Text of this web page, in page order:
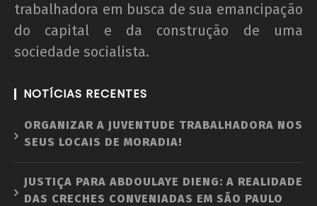
trabalhadora em busca de sua emancipação
do capital e da construção de uma
sociedade socialista.
NOTÍCIAS RECENTES
ORGANIZAR A JUVENTUDE TRABALHADORA NOS
SEUS LOCAIS DE MORADIA!
JUSTIÇA PARA ABDOULAYE DIENG: A REALIDADE
DAS CRECHES CONVENIADAS EM SÃO PAULO